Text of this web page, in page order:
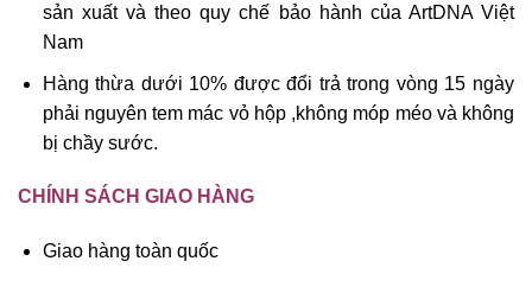
sản xuất và theo quy chế bảo hành của ArtDNA Việt
Nam
Hàng thừa dưới 10% được đổi trả trong vòng 15 ngày
phải nguyên tem mác vỏ hộp ,không móp méo và không
bị chầy sước.
CHÍNH SÁCH GIAO HÀNG
Giao hàng toàn quốc